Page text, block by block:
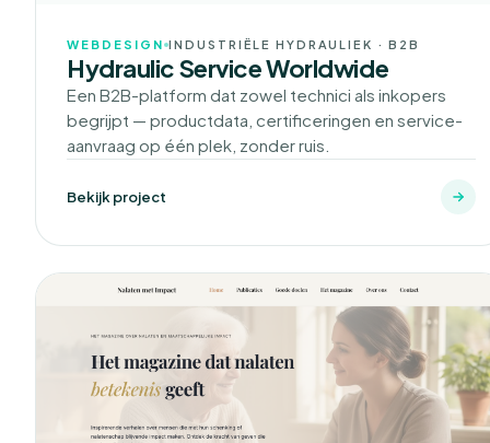
WEBDESIGN INDUSTRIËLE HYDRAULIEK · B2B
Hydraulic Service Worldwide
Een B2B-platform dat zowel technici als inkopers
begrijpt — productdata, certificeringen en service-
aanvraag op één plek, zonder ruis.
Bekijk project